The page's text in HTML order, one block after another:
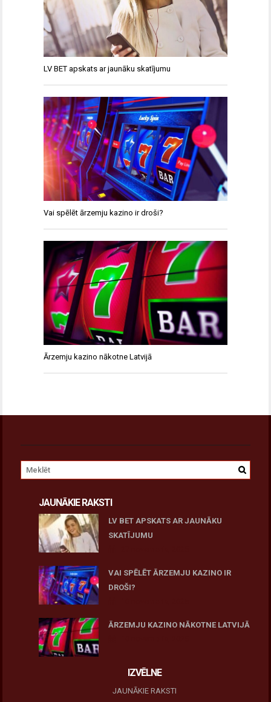
LV BET apskats ar jaunāku skatījumu
Vai spēlēt ārzemju kazino ir droši?
Ārzemju kazino nākotne Latvijā
JAUNĀKIE RAKSTI
LV BET APSKATS AR JAUNĀKU
SKATĪJUMU
VAI SPĒLĒT ĀRZEMJU KAZINO IR
DROŠI?
ĀRZEMJU KAZINO NĀKOTNE LATVIJĀ
IZVĒLNE
JAUNĀKIE RAKSTI